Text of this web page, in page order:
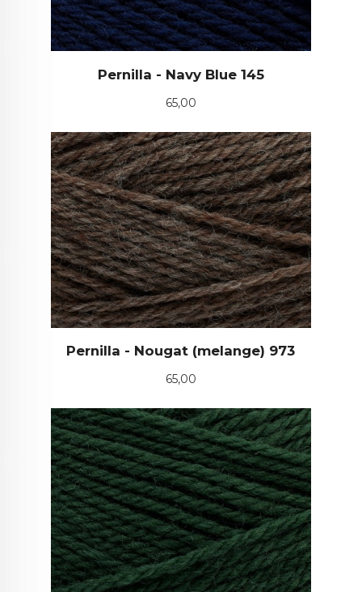
Pernilla - Navy Blue 145
Pris
65,00
Pernilla - Nougat (melange) 973
Pris
65,00